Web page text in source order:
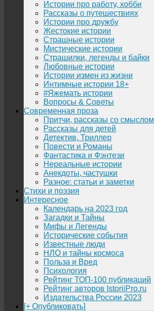
Истории про работу, хобби
Рассказы о путешествиях
Истории про дружбу
Жестокие истории
Страшные истории
Мистические истории
Страшилки, легенды и байки
Любовные истории
Истории измен из жизни
Интимные истории 18+
#Яжемать истории
Вопросы & Советы
Современная проза
Притчи, рассказы со смыслом
Рассказы для детей
Детектив, Триллер
Повести и Романы
Фантастика и Фэнтези
Нереальные истории
Анекдоты, частушки
Разное: статьи и заметки
Стихи и поэзия
Интересное
Календарь на 2023 год
Загадки и Тайны
Мифы и Легенды
Исторические события
Известные люди
НЛО и тайны космоса
Польза и Вред
Психология
Рейтинг ТОП-100 публикаций
Рейтинг авторов IstoriiPro.ru
Издательства России 2023
[+ Опубликовать]